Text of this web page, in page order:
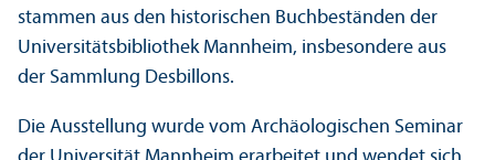
stammen aus den historischen Buchbeständen der
Universitäts­bibliothek Mannheim, insbesondere aus
der Sammlung Desbillons.
Die Ausstellung wurde vom Archäologischen Seminar